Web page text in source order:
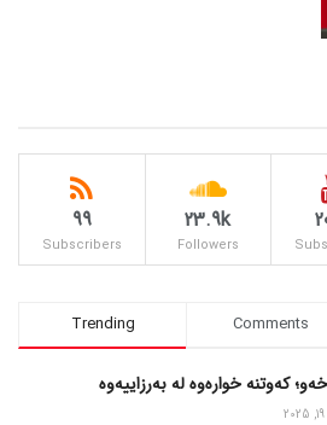
23.9k
Followers
99
Subscribers
Trending Comments
کەوتنە خوارەوە لە بەرزاییەوە